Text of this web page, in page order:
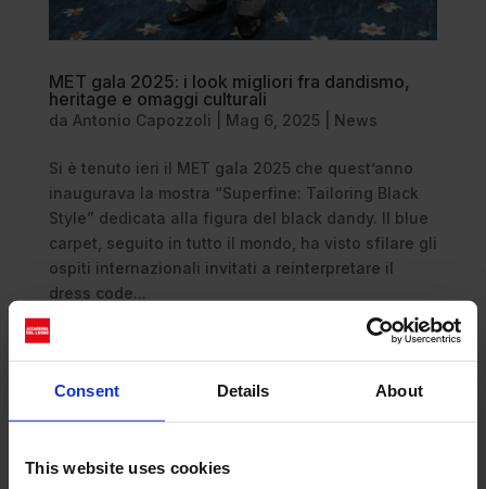
Consent Details About
This website uses cookies
MET gala 2025: i look migliori fra dandismo,
heritage e omaggi culturali
da Antonio Capozzoli Mag 6, 2025 News
Si è tenuto ieri il MET gala 2025 che quest’anno
inaugurava la mostra “Superfine: Tailoring Black
Style” dedicata alla figura del black dandy. Il blue
carpet, seguito in tutto il mondo, ha visto sfilare gli
ospiti internazionali invitati a reinterpretare il
dress code...
Dolce Vita Riviera